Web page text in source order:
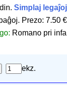
Simplaj
. Prezo: 7.50 €
Romano pri
ekz.